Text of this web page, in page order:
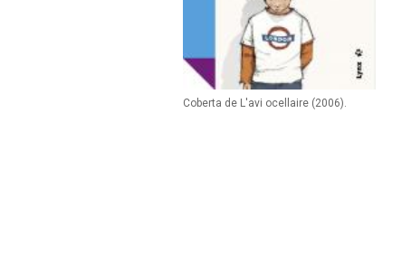
Coberta de L'avi ocellaire (2006).